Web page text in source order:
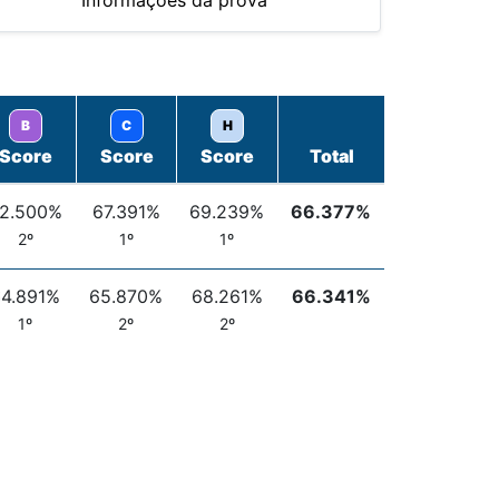
B
Score
C
Score
H
Score Total
2º
67.391%
1º
69.239%
1º
66.377%
1º
65.870%
2º
68.261%
2º
66.341%